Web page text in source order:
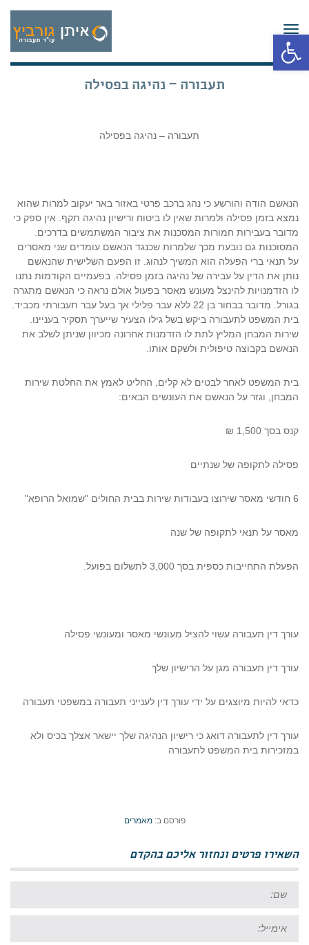
פתח סרגל נגישות
תפריט
תעבורה – נהיגה בפסילה
תעבורה – נהיגה בפסילה
הנאשם הודה והורשע כי נהג ברכב פרטי באזור באר יעקוב למרות שהוא
נמצא בזמן פסילה ולמרות שאין לו ביטוח ורישיון נהיגה תקף. אין ספק כי
מדובר בעבירות חמורות המסכנות את ציבור המשתמשים בדרכים.
המסוכנות גם נובעת מכך שלמרות שכנגד הנאשם עומדים שני מאסרים
על תנאי ברי הפעלה הוא המשיך לנהוג. זו הפעם השלישית שהנאשם
נותן את הדין על עבירה של נהיגה בזמן פסילה. בפעמיים הקודמות נתנו
לו הזדמנויות להינצל מעונש מאסר בפעול אולם נראה כי הנאשם מתגרה
בגורל. מדובר בבחור בן 22 ללא עבר פלילי אך בעל עבר תעבורתי מכביד.
בית המשפט לתעבורה ביקש בשל גילו הצעיר שייערך תסקיר בעניינו.
שירות המבחן המליץ לתת לו הזדמנות אחרונה מכיוון שניתן לשלב את
הנאשם בקבוצה טיפולית ולשקם אותו.
בית המשפט לאחר לבטים לא קלים, החליט לאמץ את החלטת שירות
המבחן, וגזר על הנאשם את העונשים הבאים:
קנס בסך 1,500 ₪
פסילה לתקופה של שנתיים
6 חודשי מאסר שירוצו בעבודות שירות בבית החולים "שמואל הרופא"
מאסר על תנאי לתקופה של שנה
הפעלת התחייבות כספית בסך 3,000 לתשלום בפועל.
עורך דין תעבורה עשוי להציל מעונשי מאסר ומעונשי פסילה
עורך דין תעבורה מגן על הרישיון שלך
כדאי להיות מיוצגים על ידי עורך דין לענייני תעבורה במשפטי תעבורה
עורך דין לתעבורה דואג כי רישיון הנהיגה שלך יישאר אצלך בכיס ולא
במזכירות בית המשפט לתעבורה
פורסם ב:מאמרים
השאירו פרטים ונחזור אליכם בהקדם